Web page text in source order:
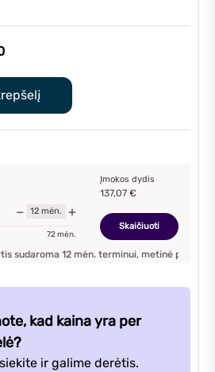
Current
is:
€1,432.00.
− 12 mėn. +
72mėn.
Įmokos dydis
137,07 €
Skaičiuoti
12mėn. terminui, metinė palūkanų norma
kad kaina yra per
ir galime derėtis.